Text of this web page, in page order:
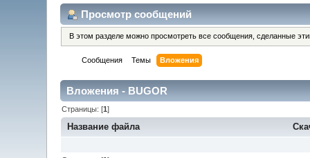
Просмотр сообщений
В этом разделе можно просмотреть все сообщения, сделанные
Сообщения Темы Вложения
Вложения - BUGOR
Страницы: [1]
Название файла